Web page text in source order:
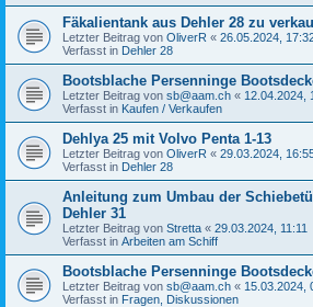
Fäkalientank aus Dehler 28 zu
Letzter Beitrag von OliverR « 26.05.2024,
Verfasst in Dehler 28
Bootsblache Persenninge
Letzter Beitrag von sb@aam.ch « 12.04.2024,
Verfasst in Kaufen / Verkaufen
Dehlya 25 mit Volvo Penta 1-13
Letzter Beitrag von OliverR « 29.03.2024,
Verfasst in Dehler 28
Anleitung zum Umbau der
Dehler 31
Letzter Beitrag von Stretta « 29.03.2024, 11:11
Verfasst in Arbeiten am Schiff
Bootsblache Persenninge
Letzter Beitrag von sb@aam.ch « 15.03.2024,
Verfasst in Fragen, Diskussionen